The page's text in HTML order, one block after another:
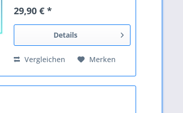
Restbestände vorhanden -
ACHTUNG Diese Thermo Transfer
29,90 € *
Details
Vergleichen Merken